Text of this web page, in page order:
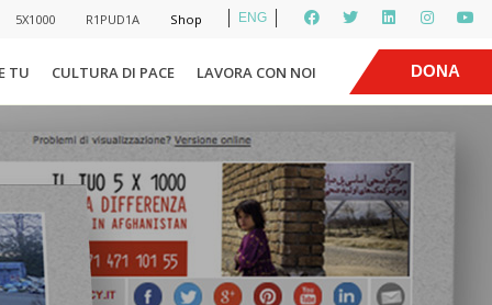
ENG
5X1000 R1PUD1A Shop
DONA
TU CULTURA DI PACE LAVORA CON NOI